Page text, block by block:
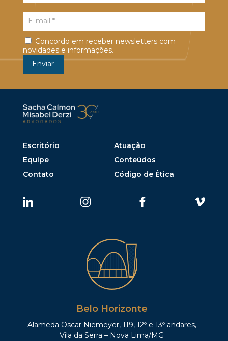
Concordo em receber newsletters com
novidades e informações.
Escritório
Atuação
Equipe
Conteúdos
Contato
Código de Ética
Belo Horizonte
Alameda Oscar Niemeyer, 119, 12º e 13º andares,
Vila da Serra – Nova Lima/MG